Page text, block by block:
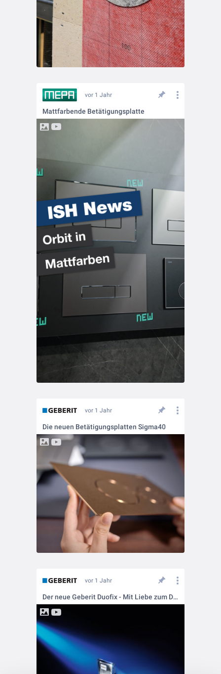
vor 1 Jahr
Mattfarbende Betätigungsplatte
vor 1 Jahr
Die neuen Betätigungsplatten Sigma40
vor 1 Jahr
Der neue Geberit Duofix - Mit Liebe zum Detail entwickelt